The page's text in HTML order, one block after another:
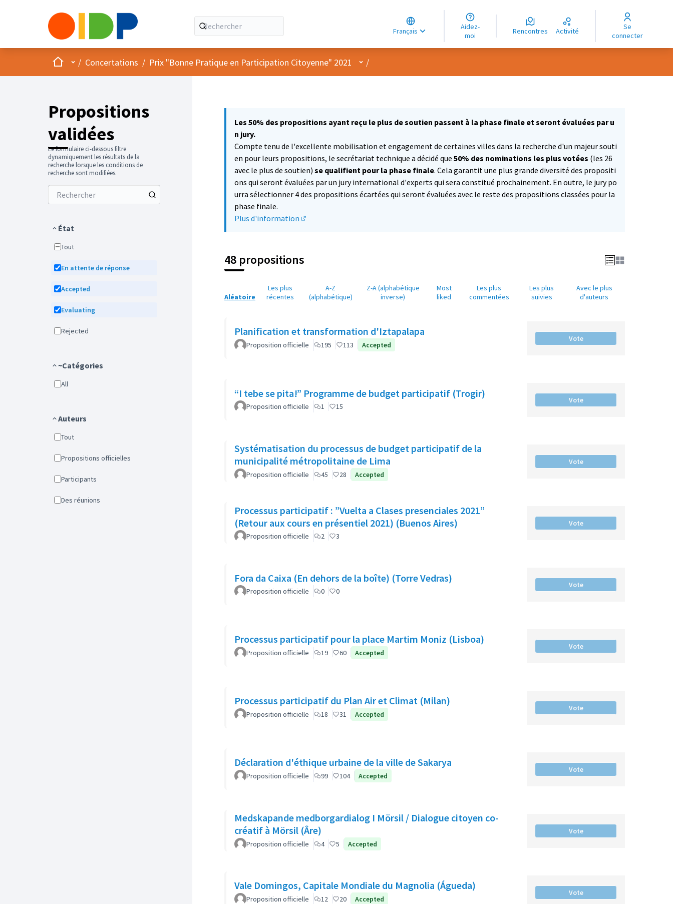
Français
Choose language
Choisir la langue
Elegir el idioma
Aidez-
moi
Rencontres Activité
Se
connecter
AccueilMenu principal
/ Concertations / Prix "Bonne Pratique en Participation Citoyenne" 2021 Menu utilisateur
/
Propositions
validées
Le formulaire ci-dessous filtre
dynamiquement les résultats de la
recherche lorsque les conditions de
recherche sont modifiées.
État
Tout
En attente de réponse
Accepted
Evaluating
Rejected
~Catégories
All
Auteurs
Tout
Propositions officielles
Participants
Des réunions
Les 50% des propositions ayant reçu le plus de soutien passent à la phase finale et seront évaluées par u
n jury.
Compte tenu de l'excellente mobilisation et engagement de certaines villes dans la recherche d'un majeur souti
en pour leurs propositions, le secrétariat technique a décidé que 50% des nominations les plus votées (les 26
avec le plus de soutien) se qualifient pour la phase finale. Cela garantit une plus grande diversité des propositi
ons qui seront évaluées par un jury international d'experts qui sera constitué prochainement. En outre, le jury po
urra sélectionner 4 des propositions écartées qui seront évaluées avec le reste des propositions classées pour la
phase finale.
Plus d'information
48 propositions
Aléatoire
Les plus
récentes
A-Z
(alphabétique)
Z-A (alphabétique
inverse)
Most
liked
Les plus
commentées
Les plus
suivies
Avec le plus
d'auteurs
Planification et transformation d'Iztapalapa
Proposition officielle 195 113 Accepted
Vote
“I tebe se pita!” Programme de budget participatif (Trogir)
Proposition officielle 1 15
Vote
Systématisation du processus de budget participatif de la
municipalité métropolitaine de Lima
Proposition officielle 45 28 Accepted
Vote
Processus participatif : ”Vuelta a Clases presenciales 2021”
(Retour aux cours en présentiel 2021) (Buenos Aires)
Proposition officielle 2 3
Vote
Fora da Caixa (En dehors de la boîte) (Torre Vedras)
Proposition officielle 0 0
Vote
Processus participatif pour la place Martim Moniz (Lisboa)
Proposition officielle 19 60 Accepted
Vote
Processus participatif du Plan Air et Climat (Milan)
Proposition officielle 18 31 Accepted
Vote
Déclaration d'éthique urbaine de la ville de Sakarya
Proposition officielle 99 104 Accepted
Vote
Medskapande medborgardialog I Mörsil / Dialogue citoyen co-
créatif à Mörsil (Âre)
Proposition officielle 4 5 Accepted
Vote
Vale Domingos, Capitale Mondiale du Magnolia (Águeda)
Proposition officielle 12 20 Accepted
Vote